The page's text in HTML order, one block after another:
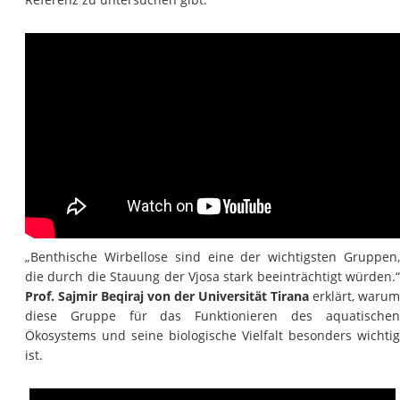
„Benthische Wirbellose sind eine der wichtigsten Gruppen,
die durch die Stauung der Vjosa stark beeinträchtigt würden.“
Prof. Sajmir Beqiraj von der Universität Tirana erklärt, warum
diese Gruppe für das Funktionieren des aquatischen
Ökosystems und seine biologische Vielfalt besonders wichtig
ist.